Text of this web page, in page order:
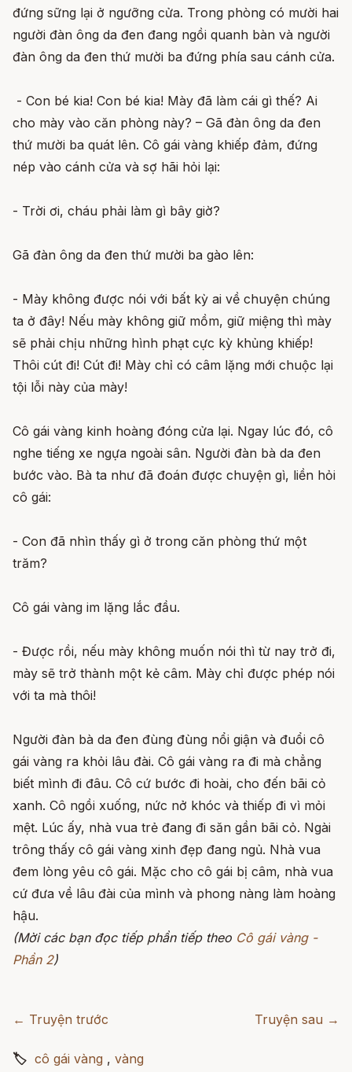
đứng sững lại ở ngưỡng cửa. Trong phòng có mười hai
người đàn ông da đen đang ngồi quanh bàn và người
đàn ông da đen thứ mười ba đứng phía sau cánh cửa.
- Con bé kia! Con bé kia! Mày đã làm cái gì thế? Ai
cho mày vào căn phòng này? – Gã đàn ông da đen
thứ mười ba quát lên. Cô gái vàng khiếp đảm, đứng
nép vào cánh cửa và sợ hãi hỏi lại:
- Trời ơi, cháu phải làm gì bây giờ?
Gã đàn ông da đen thứ mười ba gào lên:
- Mày không được nói với bất kỳ ai về chuyện chúng
ta ở đây! Nếu mày không giữ mồm, giữ miệng thì mày
sẽ phải chịu những hình phạt cực kỳ khủng khiếp!
Thôi cút đi! Cút đi! Mày chỉ có câm lặng mới chuộc lại
tội lỗi này của mày!
Cô gái vàng kinh hoàng đóng cửa lại. Ngay lúc đó, cô
nghe tiếng xe ngựa ngoài sân. Người đàn bà da đen
bước vào. Bà ta như đã đoán được chuyện gì, liền hỏi
cô gái:
- Con đã nhìn thấy gì ở trong căn phòng thứ một
trăm?
Cô gái vàng im lặng lắc đầu.
- Được rồi, nếu mày không muốn nói thì từ nay trở đi,
mày sẽ trở thành một kẻ câm. Mày chỉ được phép nói
với ta mà thôi!
Người đàn bà da đen đùng đùng nổi giận và đuổi cô
gái vàng ra khỏi lâu đài. Cô gái vàng ra đi mà chẳng
biết mình đi đâu. Cô cứ bước đi hoài, cho đến bãi cỏ
xanh. Cô ngồi xuống, nức nở khóc và thiếp đi vì mỏi
mệt. Lúc ấy, nhà vua trẻ đang đi săn gần bãi cỏ. Ngài
trông thấy cô gái vàng xinh đẹp đang ngủ. Nhà vua
đem lòng yêu cô gái. Mặc cho cô gái bị câm, nhà vua
cứ đưa về lâu đài của mình và phong nàng làm hoàng
hậu.
(Mời các bạn đọc tiếp phần tiếp theo Cô gái vàng -
Phần 2)
← Truyện trước Truyện sau →
🏷 cô gái vàng , vàng